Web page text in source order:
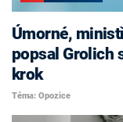
Úmorné,
popsal Grolich
krok
Téma: Opozice